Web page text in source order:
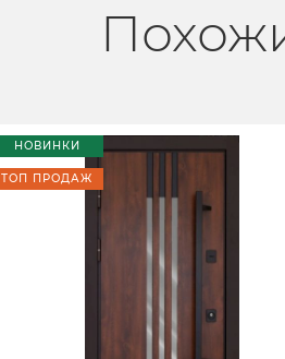
НОВИНКИ
ТОП ПРОДАЖ